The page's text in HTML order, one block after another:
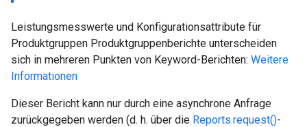
Leistungsmesswerte und Konfigurationsattribute für
Produktgruppen Produktgruppenberichte unterscheiden
sich in mehreren Punkten von Keyword-Berichten: Weitere
Informationen
Dieser Bericht kann nur durch eine asynchrone Anfrage
zurückgegeben werden (d. h. über die Reports.request()-